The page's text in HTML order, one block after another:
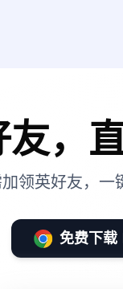
友，
领英好友，
免费下